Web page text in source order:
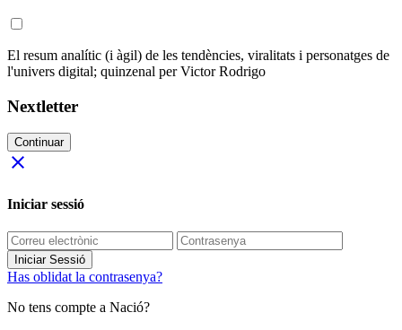
El resum analític (i àgil) de les tendències, viralitats i personatges de
l'univers digital; quinzenal per Victor Rodrigo
Nextletter
Continuar
close
Iniciar sessió
Iniciar Sessió
Has oblidat la contrasenya?
No tens compte a Nació?